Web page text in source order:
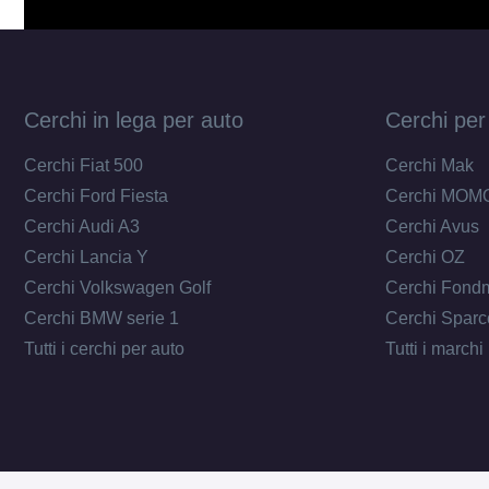
Cerchi in lega per auto
Cerchi Fiat 500
Cerchi Ford Fiesta
Cerchi Audi A3
Cerchi Lancia Y
Cerchi Volkswagen Golf
Cerchi BMW serie 1
Tutti i cerchi per auto
Cerchi
Cerchi Mak
Cerchi
Cerchi Avus
Cerchi OZ
Cerchi
Cerchi
Tutti i marchi